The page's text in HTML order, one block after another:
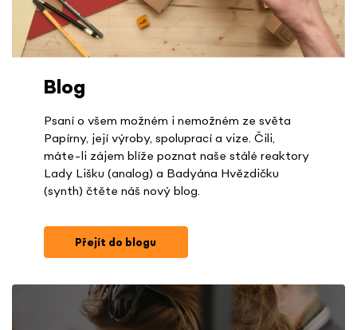
Blog
Psaní o všem možném i nemožném ze světa
Papírny, její výroby, spoluprací a vize. Čili,
máte-li zájem blíže poznat naše stálé reaktory
Lady Lišku (analog) a Badyána Hvězdičku
(synth) čtěte náš nový blog.
Přejít do blogu